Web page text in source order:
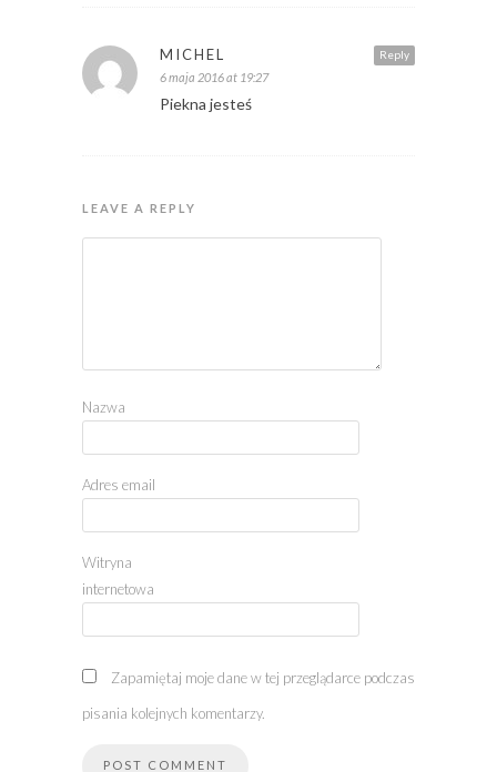
Reply
MICHEL
6 maja 2016 at 19:27
Piekna jesteś
LEAVE A REPLY
Nazwa
Adres email
Witryna
internetowa
Zapamiętaj moje dane w tej przeglądarce podczas
pisania kolejnych komentarzy.